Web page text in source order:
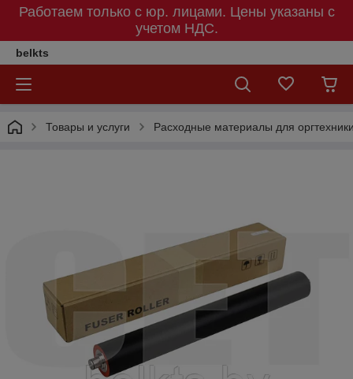
Работаем только с юр. лицами. Цены указаны c
учетом НДС.
belkts
Товары и услуги Расходные материалы для